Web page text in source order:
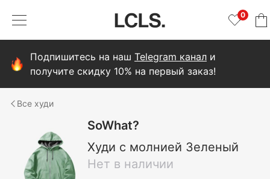
0
Подпишитесь на наш Telegram канал и
получите скидку 10% на первый заказ!
худи
SoWhat?
Худи с молнией Зеленый
Нет в наличии